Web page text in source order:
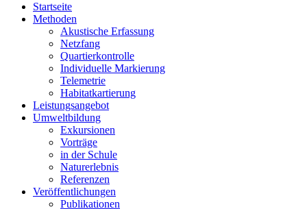
Startseite
Methoden
Akustische Erfassung
Netzfang
Quartierkontrolle
Individuelle Markierung
Telemetrie
Habitatkartierung
Leistungsangebot
Umweltbildung
Exkursionen
Vorträge
in der Schule
Naturerlebnis
Referenzen
Veröffentlichungen
Publikationen